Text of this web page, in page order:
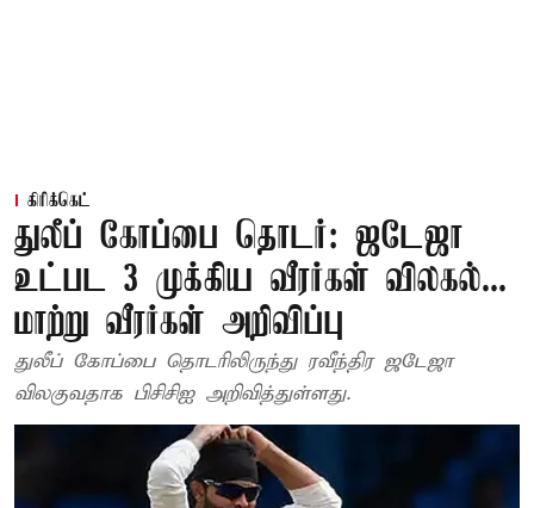
கிரிக்கெட்
துலீப் கோப்பை தொடர்: ஜடேஜா
உட்பட 3 முக்கிய வீரர்கள் விலகல்...
மாற்று வீரர்கள் அறிவிப்பு
துலீப் கோப்பை தொடரிலிருந்து ரவீந்திர ஜடேஜா
விலகுவதாக பிசிசிஐ அறிவித்துள்ளது.